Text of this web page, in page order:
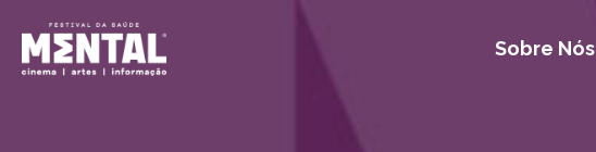
Sobre Nós